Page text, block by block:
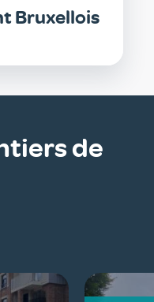
Bruxellois
de